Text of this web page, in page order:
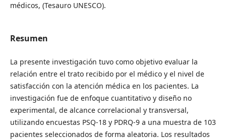
médicos, (Tesauro UNESCO).
Resumen
La presente investigación tuvo como objetivo evaluar la
relación entre el trato recibido por el médico y el nivel de
satisfacción con la atención médica en los pacientes. La
investigación fue de enfoque cuantitativo y diseño no
experimental, de alcance correlacional y transversal,
utilizando encuestas PSQ-18 y PDRQ-9 a una muestra de 103
pacientes seleccionados de forma aleatoria. Los resultados